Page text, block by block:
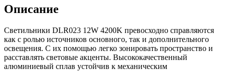
Описание
Светильники DLR023 12W 4200K превосходно справляются
как с ролью источников основного, так и дополнительного
освещения. С их помощью легко зонировать пространство и
расставлять световые акценты. Высококачественный
алюминиевый сплав устойчив к механическим